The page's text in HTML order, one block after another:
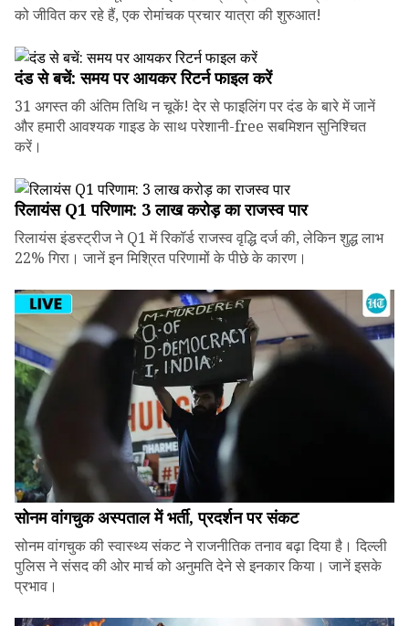
को जीवित कर रहे हैं, एक रोमांचक प्रचार यात्रा की शुरुआत!
दंड से बचें: समय पर आयकर रिटर्न फाइल करें
31 अगस्त की अंतिम तिथि न चूकें! देर से फाइलिंग पर दंड के बारे में जानें
और हमारी आवश्यक गाइड के साथ परेशानी-free सबमिशन सुनिश्चित
करें।
रिलायंस Q1 परिणाम: ₹3 लाख करोड़ का राजस्व पार
रिलायंस इंडस्ट्रीज ने Q1 में रिकॉर्ड राजस्व वृद्धि दर्ज की, लेकिन शुद्ध लाभ
22% गिरा। जानें इन मिश्रित परिणामों के पीछे के कारण।
सोनम वांगचुक अस्पताल में भर्ती, प्रदर्शन पर संकट
सोनम वांगचुक की स्वास्थ्य संकट ने राजनीतिक तनाव बढ़ा दिया है। दिल्ली
पुलिस ने संसद की ओर मार्च को अनुमति देने से इनकार किया। जानें इसके
प्रभाव।